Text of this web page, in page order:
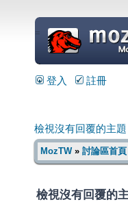
=
登入 註冊
檢視沒有回覆的主題
MozTW» 討論區首頁
檢視沒有回覆的